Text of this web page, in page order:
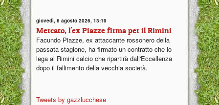
giovedì, 6 agosto 2026, 13:19
Mercato, l'ex Piazze firma per il Rimini
Facundo Piazze, ex attaccante rossonero della
passata stagione, ha firmato un contratto che lo
lega al Rimini calcio che ripartirà dall'Eccellenza
dopo il fallimento della vecchia società.
Tweets by gazzlucchese